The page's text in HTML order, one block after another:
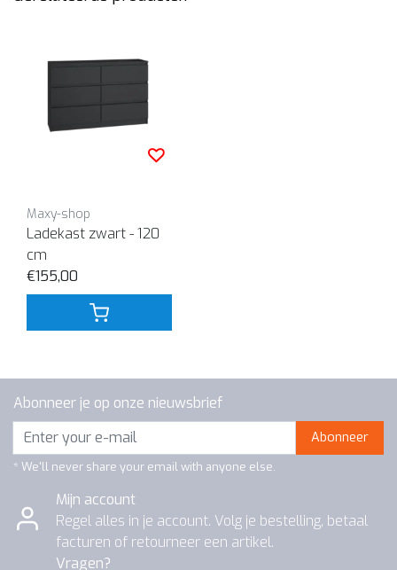
Maxy-shop
Ladekast zwart - 120
cm
€155,00
Abonneer je op onze nieuwsbrief
Abonneer
* We'll never share your email with anyone else.
Mijn account
Regel alles in je account. Volg je bestelling, betaal
facturen of retourneer een artikel.
Vragen?